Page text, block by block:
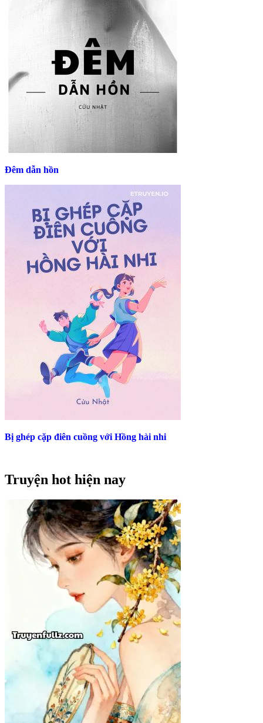
Đêm dẫn hồn
Bị ghép cặp điên cuồng với Hồng hài nhi
Truyện hot hiện nay